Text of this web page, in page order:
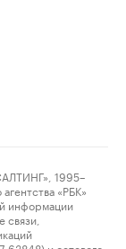
1995–
«РБК»
информации